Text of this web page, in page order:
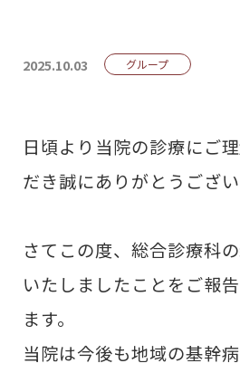
2025.10.03 グループ
日頃より当院の診療にご
だき誠にありがとうござい
さてこの度、総合診療科
いたしましたことをご報
ます。
当院は今後も地域の基幹